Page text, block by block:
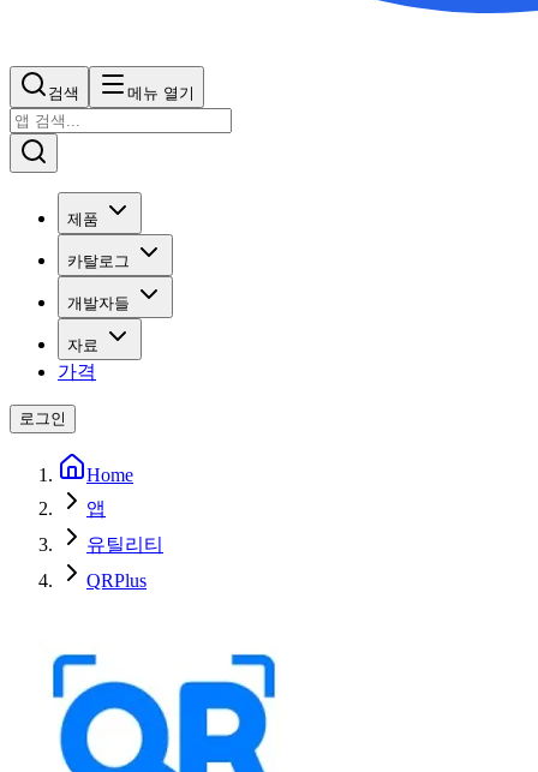
검색 메뉴 열기
제품
카탈로그
개발자들
자료
가격
로그인
Home
앱
유틸리티
QRPlus